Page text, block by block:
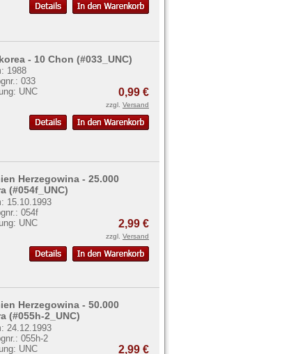
- 10 Chon (#033_UNC)
1988
033
UNC
0,99 €
zzgl. Versand
Herzegowina - 25.000
(#054f_UNC)
15.10.1993
054f
UNC
2,99 €
zzgl. Versand
Herzegowina - 50.000
(#055h-2_UNC)
24.12.1993
055h-2
UNC
2,99 €